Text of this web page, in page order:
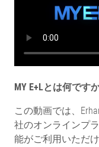
MY E+Lとは何です
この動画では、
社のオンラインプ
能がご利用いただ